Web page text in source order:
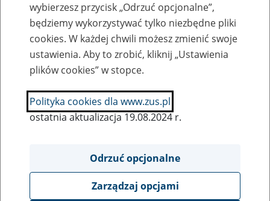
Nazwa zakładu pracy:
SZUKAJ
Ukryj wszystkie pozycje bazy
wybierzesz przycisk „Odrzuć opcjonalne”,
będziemy wykorzystywać tylko niezbędne pliki
cookies. W każdej chwili możesz zmienić swoje
ustawienia. Aby to zrobić, kliknij „Ustawienia
plików cookies” w stopce.
Polityka cookies dla www.zus.pl
ostatnia aktualizacja 19.08.2024 r.
Odrzuć opcjonalne
Zarządzaj opcjami